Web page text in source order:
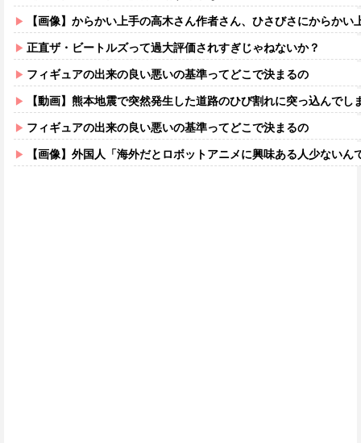
【画像】からかい上手の高木さん作者さん、ひさびさにからかい上手の高木
正直ザ・ビートルズって過大評価されすぎじゃねないか？
フィギュアの出来の良い悪いの基準ってどこで決まるの
【動画】熊本地震で突然発生した道路のひび割れに突っ込んでし
フィギュアの出来の良い悪いの基準ってどこで決まるの
【画像】外国人「海外だとロボットアニメに興味ある人少ないん